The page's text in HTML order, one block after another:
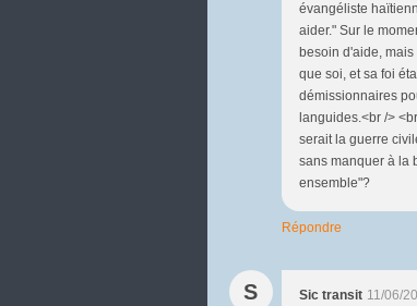
évangéliste
aider." Sur le
besoin d'aide,
que soi, et sa foi
démissionnaires
languides.<br />
serait la guerre
sans manquer à la
ensemble"?
Répondre
S Sic transit 11/06/